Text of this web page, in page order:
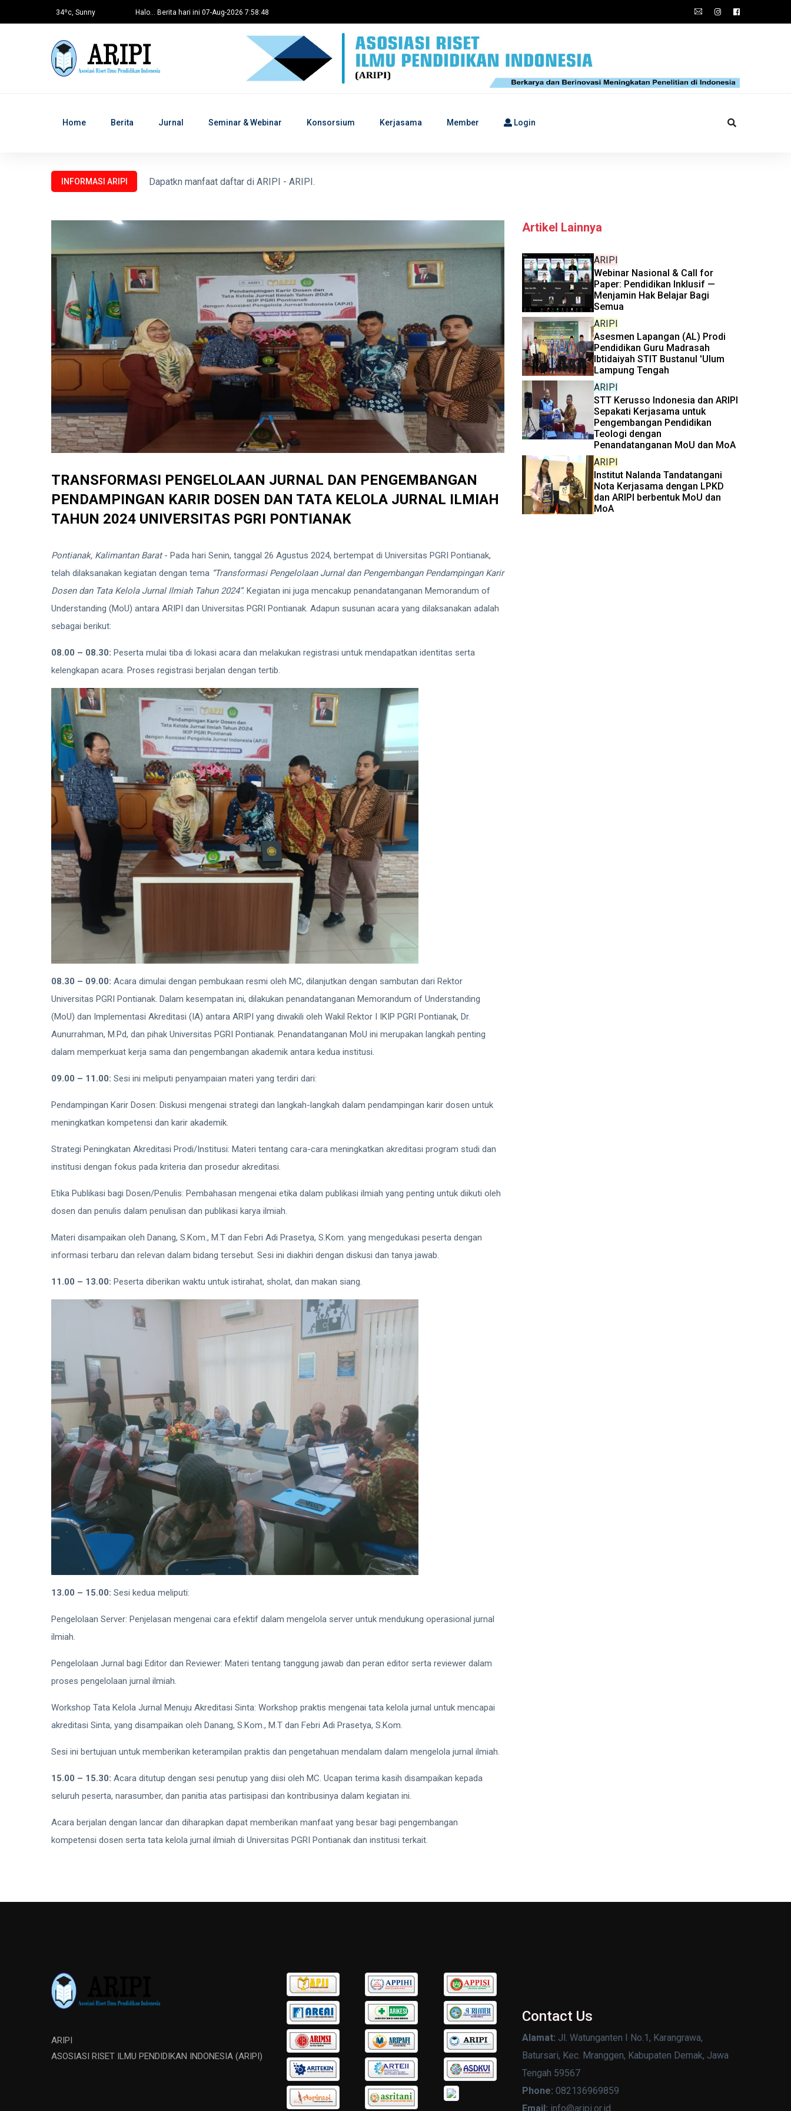
34ºc, Sunny Halo... Berita hari ini 07-Aug-2026 7:58:48
Home Berita Jurnal Seminar & Webinar Konsorsium Kerjasama Member Login
INFORMASI ARIPI Seminar dan Prosiding untuk semua kalangan
TRANSFORMASI PENGELOLAAN JURNAL DAN PENGEMBANGAN
PENDAMPINGAN KARIR DOSEN DAN TATA KELOLA JURNAL ILMIAH
TAHUN 2024 UNIVERSITAS PGRI PONTIANAK
Pontianak, Kalimantan Barat- Pada hari Senin, tanggal 26 Agustus 2024, bertempat di Universitas PGRI Pontianak,
telah dilaksanakan kegiatan dengan tema “Transformasi Pengelolaan Jurnal dan Pengembangan Pendampingan Karir
Dosen dan Tata Kelola Jurnal Ilmiah Tahun 2024”. Kegiatan ini juga mencakup penandatanganan Memorandum of
Understanding (MoU) antara ARIPI dan Universitas PGRI Pontianak. Adapun susunan acara yang dilaksanakan adalah
sebagai berikut:
08.00 – 08.30: Peserta mulai tiba di lokasi acara dan melakukan registrasi untuk mendapatkan identitas serta
kelengkapan acara. Proses registrasi berjalan dengan tertib.
08.30 – 09.00: Acara dimulai dengan pembukaan resmi oleh MC, dilanjutkan dengan sambutan dari Rektor
Universitas PGRI Pontianak. Dalam kesempatan ini, dilakukan penandatanganan Memorandum of Understanding
(MoU) dan Implementasi Akreditasi (IA) antara ARIPI yang diwakili oleh Wakil Rektor I IKIP PGRI Pontianak, Dr.
Aunurrahman, M.Pd, dan pihak Universitas PGRI Pontianak. Penandatanganan MoU ini merupakan langkah penting
dalam memperkuat kerja sama dan pengembangan akademik antara kedua institusi.
09.00 – 11.00: Sesi ini meliputi penyampaian materi yang terdiri dari:
Pendampingan Karir Dosen: Diskusi mengenai strategi dan langkah-langkah dalam pendampingan karir dosen untuk
meningkatkan kompetensi dan karir akademik.
Strategi Peningkatan Akreditasi Prodi/Institusi: Materi tentang cara-cara meningkatkan akreditasi program studi dan
institusi dengan fokus pada kriteria dan prosedur akreditasi.
Etika Publikasi bagi Dosen/Penulis: Pembahasan mengenai etika dalam publikasi ilmiah yang penting untuk diikuti oleh
dosen dan penulis dalam penulisan dan publikasi karya ilmiah.
Materi disampaikan oleh Danang, S.Kom., M.T dan Febri Adi Prasetya, S.Kom. yang mengedukasi peserta dengan
informasi terbaru dan relevan dalam bidang tersebut. Sesi ini diakhiri dengan diskusi dan tanya jawab.
11.00 – 13.00: Peserta diberikan waktu untuk istirahat, sholat, dan makan siang.
13.00 – 15.00: Sesi kedua meliputi:
Pengelolaan Server: Penjelasan mengenai cara efektif dalam mengelola server untuk mendukung operasional jurnal
ilmiah.
Pengelolaan Jurnal bagi Editor dan Reviewer: Materi tentang tanggung jawab dan peran editor serta reviewer dalam
proses pengelolaan jurnal ilmiah.
Workshop Tata Kelola Jurnal Menuju Akreditasi Sinta: Workshop praktis mengenai tata kelola jurnal untuk mencapai
akreditasi Sinta, yang disampaikan oleh Danang, S.Kom., M.T dan Febri Adi Prasetya, S.Kom.
Sesi ini bertujuan untuk memberikan keterampilan praktis dan pengetahuan mendalam dalam mengelola jurnal ilmiah.
15.00 – 15.30: Acara ditutup dengan sesi penutup yang diisi oleh MC. Ucapan terima kasih disampaikan kepada
seluruh peserta, narasumber, dan panitia atas partisipasi dan kontribusinya dalam kegiatan ini.
Acara berjalan dengan lancar dan diharapkan dapat memberikan manfaat yang besar bagi pengembangan
kompetensi dosen serta tata kelola jurnal ilmiah di Universitas PGRI Pontianak dan institusi terkait.
Artikel Lainnya
ARIPI
Webinar Nasional & Call for
Paper: Pendidikan Inklusif —
Menjamin Hak Belajar Bagi
Semua
ARIPI
Asesmen Lapangan (AL) Prodi
Pendidikan Guru Madrasah
Ibtidaiyah STIT Bustanul 'Ulum
Lampung Tengah
ARIPI
STT Kerusso Indonesia dan ARIPI
Sepakati Kerjasama untuk
Pengembangan Pendidikan
Teologi dengan
Penandatanganan MoU dan MoA
ARIPI
Institut Nalanda Tandatangani
Nota Kerjasama dengan LPKD
dan ARIPI berbentuk MoU dan
MoA
ARIPI
ASOSIASI RISET ILMU PENDIDIKAN INDONESIA (ARIPI)
Contact Us
Alamat: Jl. Watunganten I No.1, Karangrawa,
Batursari, Kec. Mranggen, Kabupaten Demak, Jawa
Tengah 59567
Phone: 082136969859
Email: info@aripi.or.id